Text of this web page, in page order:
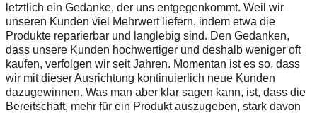
letztlich ein Gedanke, der uns entgegenkommt. Weil wir
unseren Kunden viel Mehrwert liefern, indem etwa die
Produkte reparierbar und langlebig sind. Den Gedanken,
dass unsere Kunden hochwertiger und deshalb weniger oft
kaufen, verfolgen wir seit Jahren. Momentan ist es so, dass
wir mit dieser Ausrichtung kontinuierlich neue Kunden
dazugewinnen. Was man aber klar sagen kann, ist, dass die
Bereitschaft, mehr für ein Produkt auszugeben, stark davon